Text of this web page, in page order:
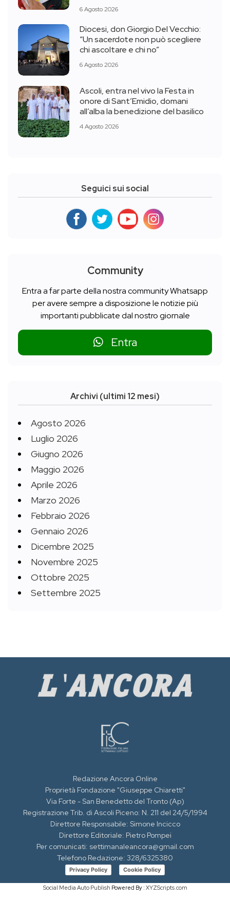
6 Agosto 2026
Diocesi, don Giorgio Del Vecchio:
“Un sacerdote non può scegliere
chi ascoltare e chi no”
6 Agosto 2026
Ascoli, entra nel vivo la Festa in
onore di Sant’Emidio, domani
all’alba la benedizione del basilico
4 Agosto 2026
Seguici sui social
Community
Entra a far parte della nostra community Whatsapp
per avere sempre a disposizione le notizie più
importanti pubblicate dal nostro giornale
Entra
Archivi (ultimi 12 mesi)
Agosto 2026
Luglio 2026
Giugno 2026
Maggio 2026
Aprile 2026
Marzo 2026
Febbraio 2026
Gennaio 2026
Dicembre 2025
Novembre 2025
Ottobre 2025
Settembre 2025
Redazione Ancora Online
Proprietà Fondazione "Giuseppe Chiaretti"
Via Forte - San Benedetto del Tronto (Ap)
Registrazione Trib. di Ascoli Piceno: N. 211 del 24/5/1994
Direttore Responsabile: Simone Incicco
Direttore Editoriale: Pietro Pompei
Per comunicati: settimanaleancora@gmail.com
Telefono Redazione: 328/6325380
Privacy Policy Cookie Policy
Social Media Auto Publish Powered By : XYZScripts.com